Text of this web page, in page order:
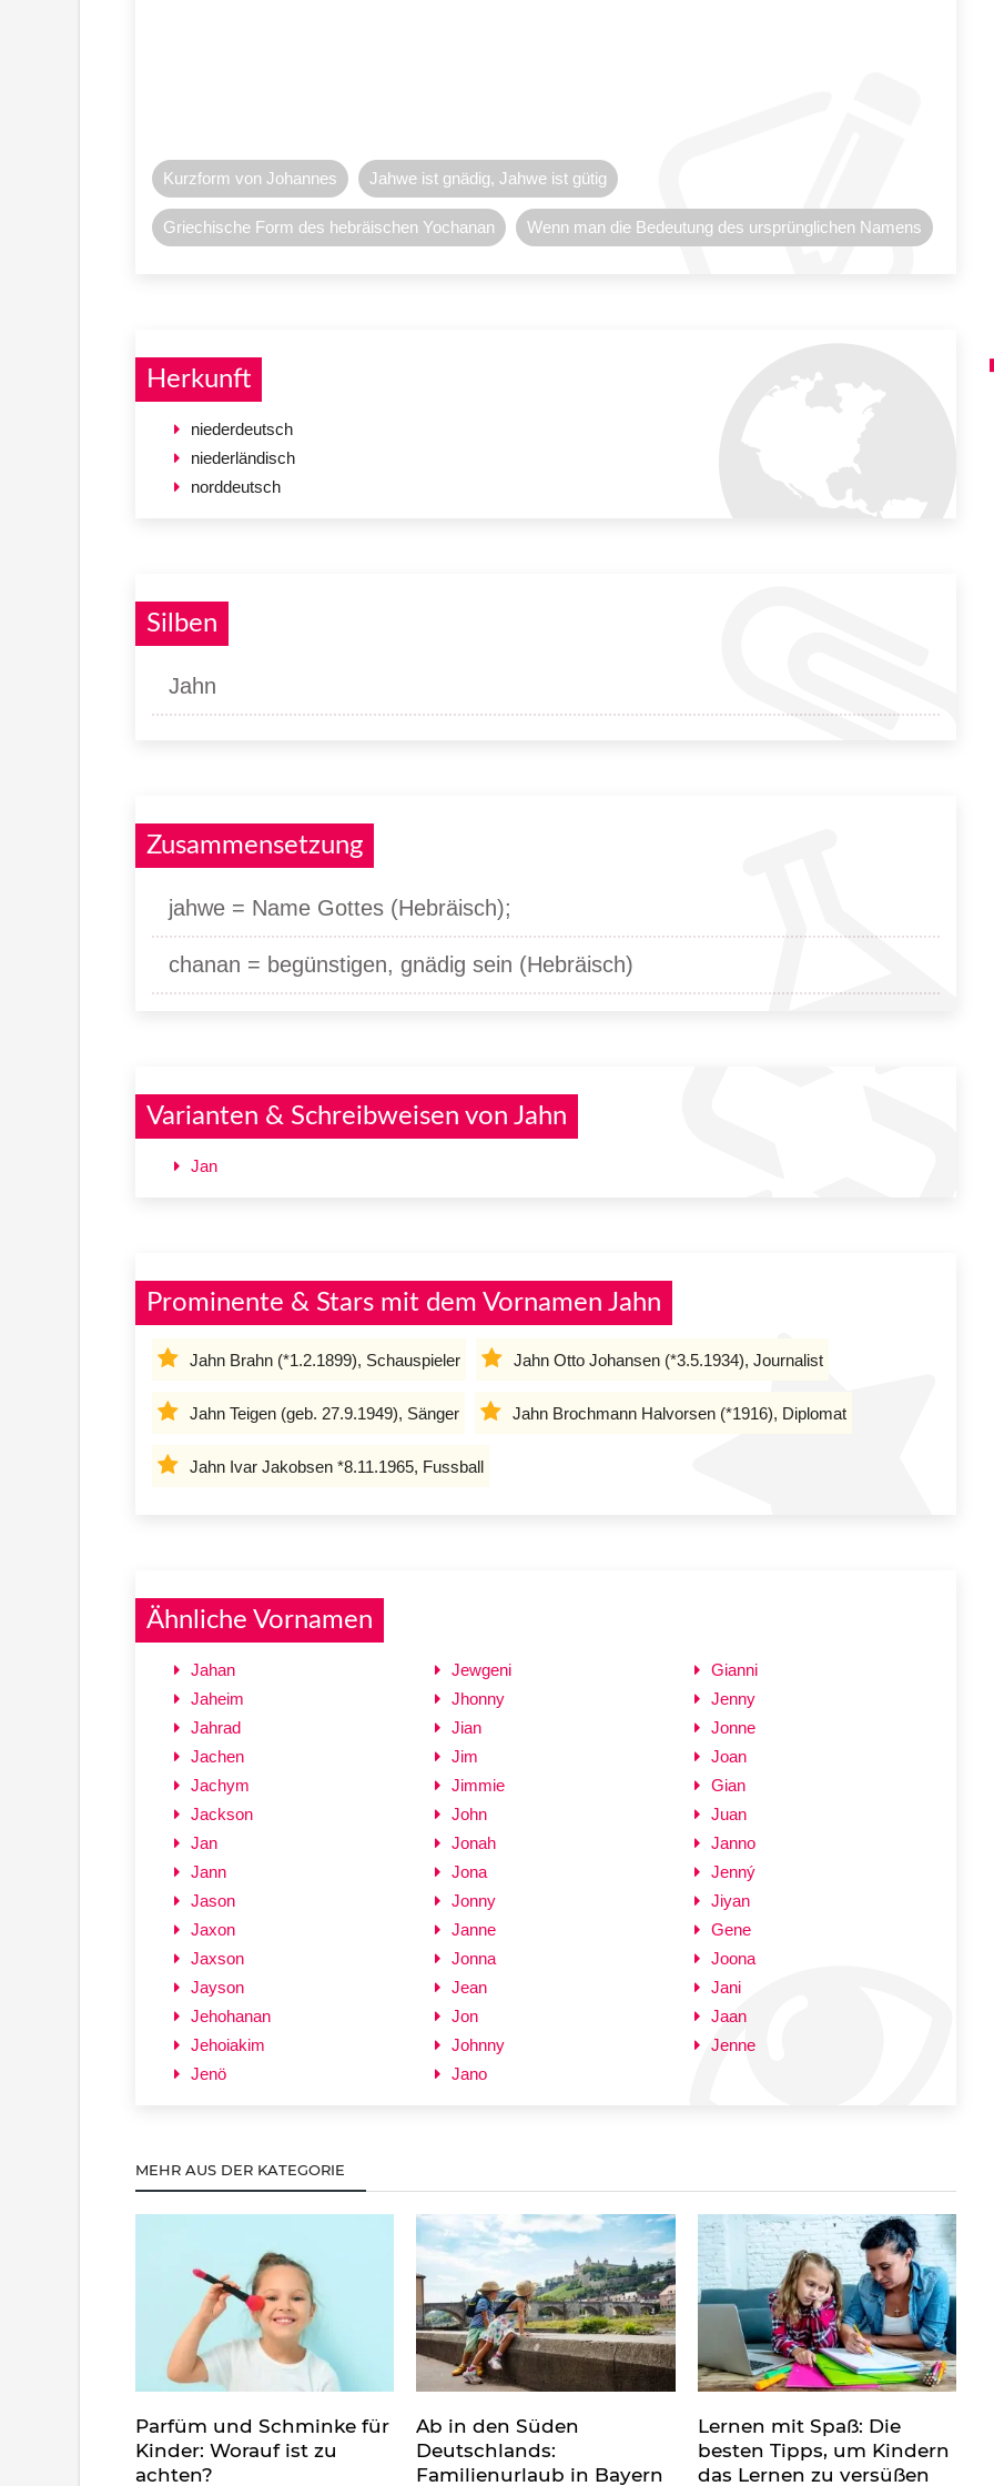
Kurzform von Johannes Jahwe ist gnädig, Jahwe ist gütig
Griechische Form des hebräischen Yochanan Wenn man die Bedeutung des ursprünglichen Namens
Herkunft
niederdeutsch
niederländisch
norddeutsch
Silben
Jahn
Zusammensetzung
jahwe = Name Gottes (Hebräisch);
chanan = begünstigen, gnädig sein (Hebräisch)
Varianten & Schreibweisen von Jahn
Jan
Prominente & Stars mit dem Vornamen Jahn
Jahn Brahn (*1.2.1899), Schauspieler Jahn Otto Johansen (*3.5.1934), Journalist
Jahn Teigen (geb. 27.9.1949), Sänger Jahn Brochmann Halvorsen (*1916), Diplomat
Jahn Ivar Jakobsen *8.11.1965, Fussball
Ähnliche Vornamen
Jahan
Jaheim
Jahrad
Jachen
Jachym
Jackson
Jan
Jann
Jason
Jaxon
Jaxson
Jayson
Jehohanan
Jehoiakim
Jenö
Jewgeni
Jhonny
Jian
Jim
Jimmie
John
Jonah
Jona
Jonny
Janne
Jonna
Jean
Jon
Johnny
Jano
Gianni
Jenny
Jonne
Joan
Gian
Juan
Janno
Jenný
Jiyan
Gene
Joona
Jani
Jaan
Jenne
MEHR AUS DER KATEGORIE
Parfüm und Schminke für
Kinder: Worauf ist zu
achten?
Ab in den Süden
Deutschlands:
Familienurlaub in Bayern
Lernen mit Spaß: Die
besten Tipps, um Kindern
das Lernen zu versüßen